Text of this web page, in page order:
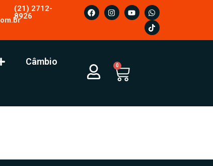
(21) 2712-
8926
Câmbio 0